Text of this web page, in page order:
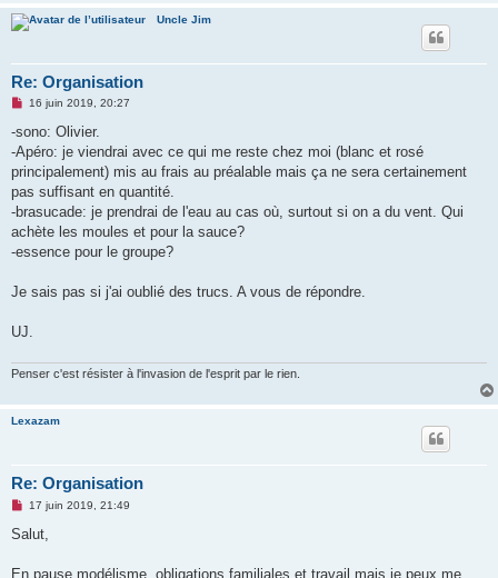
Uncle Jim
Re: Organisation
M
s
a
g
n
o
l
u
16 juin 2019, 20:27
-sono: Olivier.
-Apéro: je viendrai avec ce qui me reste chez moi (blanc et rosé
principalement) mis au frais au préalable mais ça ne sera certainement
pas suffisant en quantité.
-brasucade: je prendrai de l'eau au cas où, surtout si on a du vent. Qui
achète les moules et pour la sauce?
-essence pour le groupe?
Je sais pas si j'ai oublié des trucs. A vous de répondre.
UJ.
Penser c'est résister à l'invasion de l'esprit par le rien.
Lexazam
Re: Organisation
M
s
g
17 juin 2019, 21:49
Salut,
En pause modélisme, obligations familiales et travail mais je peux me